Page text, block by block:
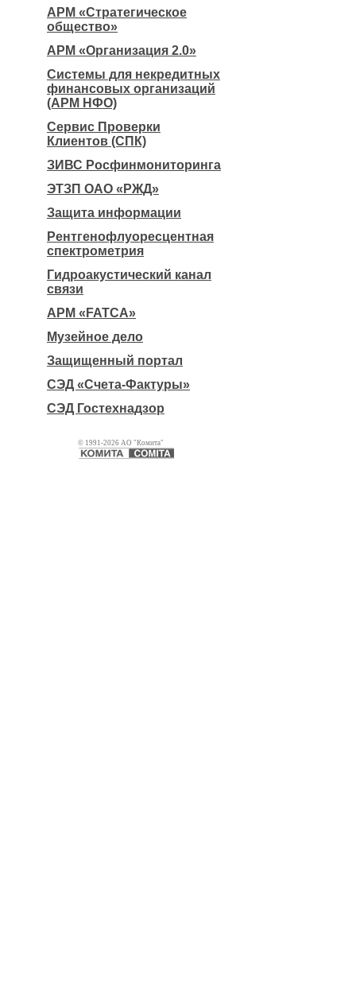
АРМ «Стратегическое
общество»
АРМ «Организация 2.0»
Системы для некредитных
финансовых организаций
(АРМ НФО)
Сервис Проверки
Клиентов (СПК)
ЗИВС Росфинмониторинга
ЭТЗП ОАО «РЖД»
Защита информации
Рентгенофлуоресцентная
спектрометрия
Гидроакустический канал
связи
АРМ «FATCA»
Музейное дело
Защищенный портал
СЭД «Счета-Фактуры»
СЭД Гостехнадзор
© 1991-2026 АО "Комита"